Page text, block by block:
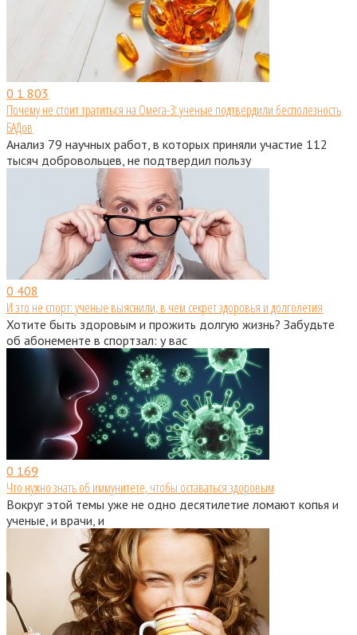
0 1 803
Почему не стоит тратиться на Омега-3: ученые подтвердили бесполезность
БАДов
Анализ 79 научных работ, в которых приняли участие 112
тысяч добровольцев, не подтвердил пользу
0 408
И это не спорт: ученые выяснили, в чем секрет здоровья и долголетия
Хотите быть здоровым и прожить долгую жизнь? Забудьте
об абонементе в спортзал: у вас
0 169
Что нужно знать об иммунитете, чтобы оставаться здоровым
Вокруг этой темы уже не одно десятилетие ломают копья и
ученые, и врачи, и